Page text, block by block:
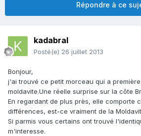
Répondre à ce
kadabral
Posté(e) 26 juillet 2013
Bonjour,
j'ai trouvé ce petit morceau qui a
moldavite.Une réelle surprise sur la côte
En regardant de plus près, elle comporte
différences, est-ce vraiment de la
Si parmis vous certains ont trouvé
m'interesse.